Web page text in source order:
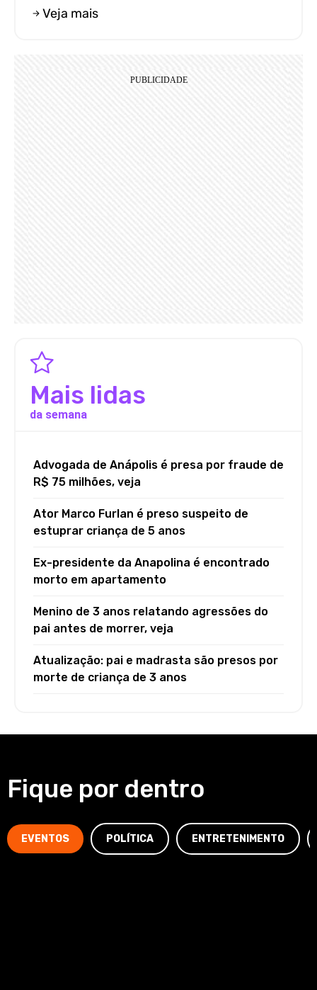
Veja mais
Mais lidas
da semana
Advogada de Anápolis é presa por fraude de
R$ 75 milhões, veja
Ator Marco Furlan é preso suspeito de
estuprar criança de 5 anos
Ex-presidente da Anapolina é encontrado
morto em apartamento
Menino de 3 anos relatando agressões do
pai antes de morrer, veja
Atualização: pai e madrasta são presos por
morte de criança de 3 anos
Fique por dentro
EVENTOS POLÍTICA ENTRETENIMENTO